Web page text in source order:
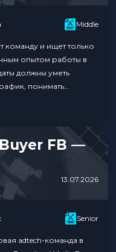
Middle
команду и ищет только
опытом работы в
должны уметь
понимать
и иметь успешный
предлагает
систему роста
результата и…FB —
13.07.2026
Senior
adtech-команда в